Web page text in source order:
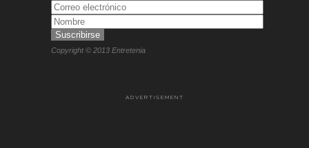
Copyright © 2013 Entretenia
ADVERTISEMENT